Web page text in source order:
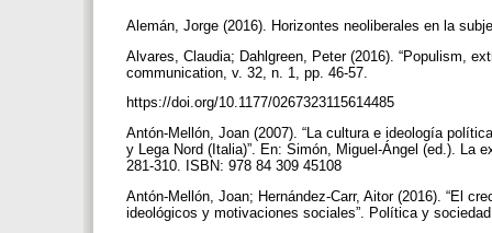
Alemán, Jorge (2016). Horizontes neoliberales en la
Alvares, Claudia; Dahlgreen, Peter (2016). “Populism,
communication, v. 32, n. 1, pp. 46-57.
https://doi.org/10.1177/0267323115614485
Antón-Mellón, Joan (2007). “La cultura e ideología
y Lega Nord (Italia)”. En: Simón, Miguel-Ángel (ed.). La
281-310. ISBN: 978 84 309 45108
Antón-Mellón, Joan; Hernández-Carr, Aitor (2016). “El
ideológicos y motivaciones sociales”. Política y